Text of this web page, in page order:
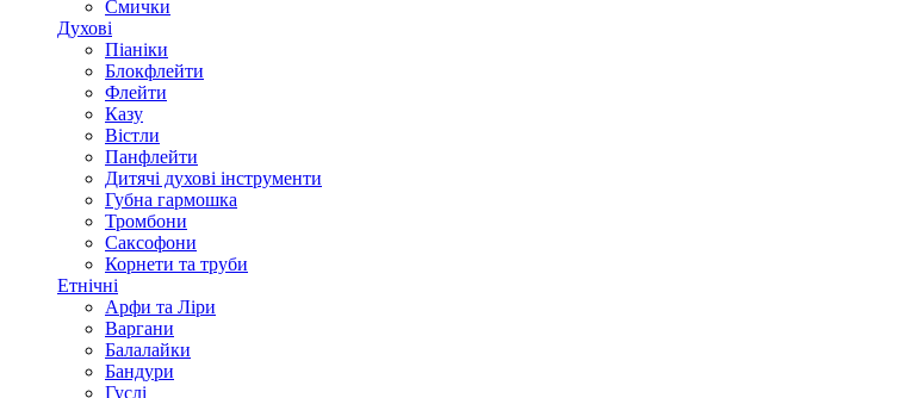
Смички
Духові
Піаніки
Блокфлейти
Флейти
Казу
Вістли
Панфлейти
Дитячі духові інструменти
Губна гармошка
Тромбони
Саксофони
Корнети та труби
Етнічні
Арфи та Ліри
Варгани
Балалайки
Бандури
Гуслі